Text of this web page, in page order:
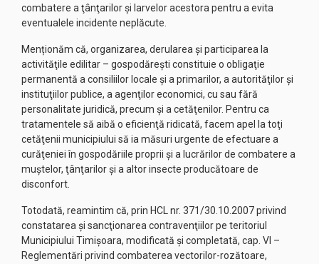
combatere a ţânţarilor şi larvelor acestora pentru a evita
eventualele incidente neplăcute.
Menționăm că, organizarea, derularea şi participarea la
activităţile edilitar – gospodăreşti constituie o obligaţie
permanentă a consiliilor locale şi a primarilor, a autorităţilor şi
instituţiilor publice, a agenţilor economici, cu sau fără
personalitate juridică, precum şi a cetăţenilor. Pentru ca
tratamentele să aibă o eficienţă ridicată, facem apel la toţi
cetăţenii municipiului să ia măsuri urgente de efectuare a
curăţeniei în gospodăriile proprii şi a lucrărilor de combatere a
muştelor, ţânţarilor şi a altor insecte producătoare de
disconfort.
Totodată, reamintim că, prin HCL nr. 371/30.10.2007 privind
constatarea şi sancţionarea contravenţiilor pe teritoriul
Municipiului Timişoara, modificată şi completată, cap. VI –
Reglementări privind combaterea vectorilor-rozătoare,